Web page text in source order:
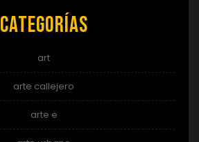
Categorías
art
arte callejero
arte e